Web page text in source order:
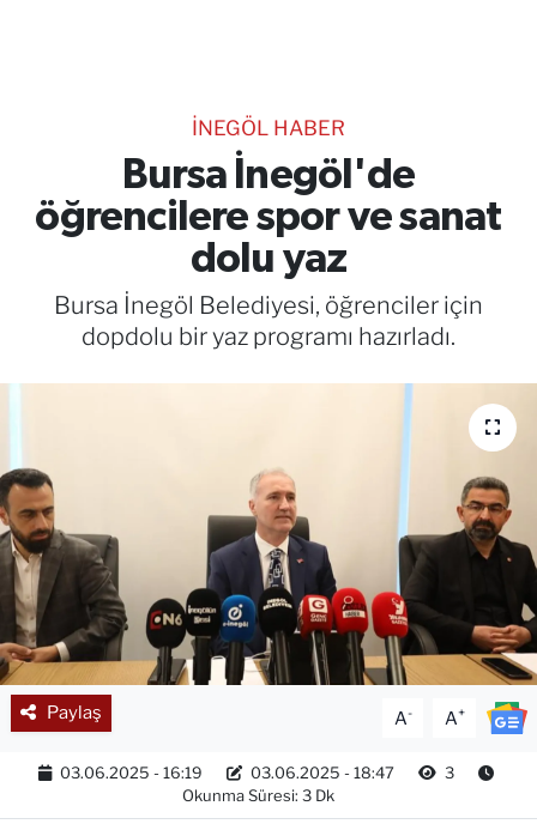
İNEGÖL HABER
Bursa İnegöl'de
öğrencilere spor ve sanat
dolu yaz
Bursa İnegöl Belediyesi, öğrenciler için
dopdolu bir yaz programı hazırladı.
Paylaş A- A+
03.06.2025 - 16:19 03.06.2025 - 18:47
3
Okunma Süresi: 3 Dk
RESMİ İLANLAR
Gencsesfm Canlı Dinle